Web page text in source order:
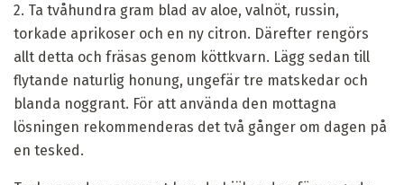
2. Ta tvåhundra gram blad av aloe, valnöt, russin,
torkade aprikoser och en ny citron. Därefter rengörs
allt detta och fräsas genom köttkvarn. Lägg sedan till
flytande naturlig honung, ungefär tre matskedar och
blanda noggrant. För att använda den mottagna
lösningen rekommenderas det två gånger om dagen på
en tesked.